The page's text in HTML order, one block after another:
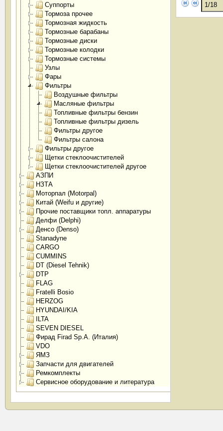
Суппорты
Тормоза прочее
Тормозная жидкость
Тормозные барабаны
Тормозные диски
Тормозные колодки
Тормозные системы
Узлы
Фары
Фильтры
Воздушные фильтры
Масляные фильтры
Топливные фильтры бензин
Топливные фильтры дизель
Фильтры другое
Фильтры салона
Фильтры другое
Щетки стеклоочистителей
Щетки стеклоочистителей другое
АЗПИ
НЗТА
Моторпал (Motorpal)
Китай (Weifu и другие)
Прочие поставщики топл. аппаратуры
Делфи (Delphi)
Денсо (Denso)
Stanadyne
CARGO
CUMMINS
DT (Diesel Tehnik)
DTP
FLAG
Fratelli Bosio
HERZOG
HYUNDAI/KIA
ILTA
SEVEN DIESEL
Фирад Firad Sp.A. (Италия)
VDO
ЯМЗ
Запчасти для двигателей
Ремкомплекты
Сервисное оборудование и литература